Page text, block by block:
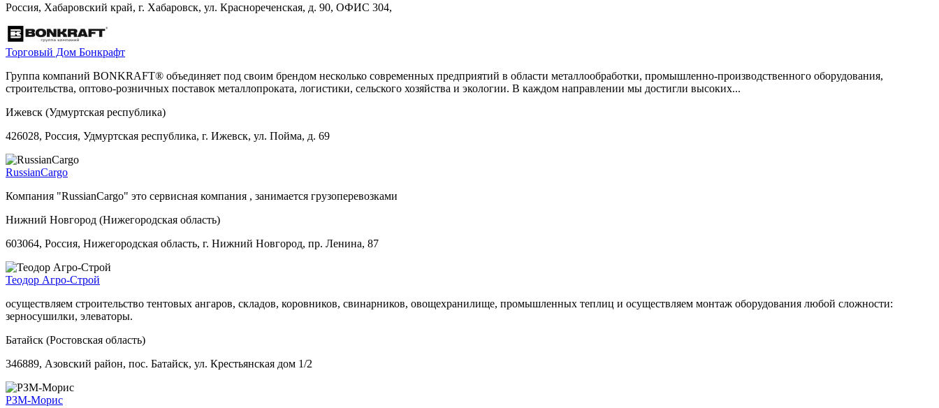
Россия, Хабаровский край, г. Хабаровск, ул. Краснореченская, д. 90, ОФИС 304,
Торговый Дом Бонкрафт
Группа компаний BONKRAFT® объединяет под своим брендом несколько современных предприятий в области металлообработки, промышленно-производственного оборудования,
строительства, оптово-розничных поставок металлопроката, логистики, сельского хозяйства и экологии. В каждом направлении мы достигли высоких...
Ижевск (Удмуртская республика)
426028, Россия, Удмуртская республика, г. Ижевск, ул. Пойма, д. 69
RussianCargo
Компания "RussianCargo" это сервисная компания , занимается грузоперевозками
Нижний Новгород (Нижегородская область)
603064, Россия, Нижегородская область, г. Нижний Новгород, пр. Ленина, 87
Теодор Агро-Строй
осуществляем строительство тентовых ангаров, складов, коровников, свинарников, овощехранилище, промышленных теплиц и осуществляем монтаж оборудования любой сложности:
зерносушилки, элеваторы.
Батайск (Ростовская область)
346889, Азовский район, пос. Батайск, ул. Крестьянская дом 1/2
РЗМ-Морис